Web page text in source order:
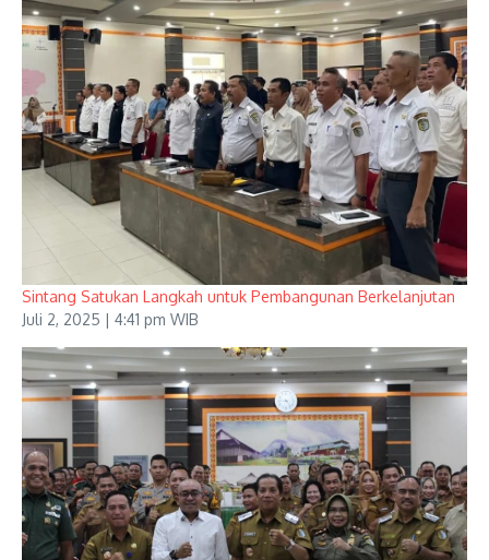
Sintang Satukan Langkah untuk Pembangunan Berkelanjutan
Juli 2, 2025 | 4:41 pm WIB